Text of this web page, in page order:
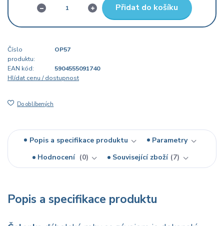
Přidat do košíku
Číslo
produktu:
OP57
EAN kód:
5904555091740
Hlídat cenu / dostupnost
Do oblíbených
Popis a specifikace produktu
Parametry
Hodnocení
0 Související zboží 7
Popis a specifikace produktu